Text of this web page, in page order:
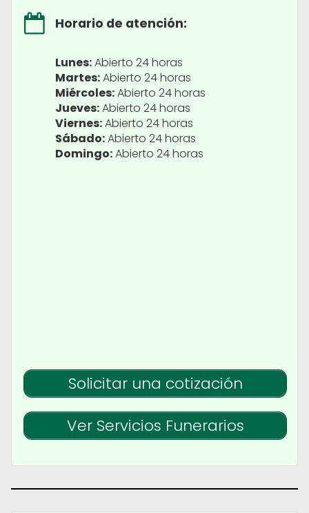
Horario de atención:
Lunes:Abierto 24 horas
Martes:Abierto 24 horas
Miércoles:Abierto 24 horas
Jueves:Abierto 24 horas
Viernes:Abierto 24 horas
Sábado:Abierto 24 horas
Domingo:Abierto 24 horas
Solicitar una cotización
Ver Servicios Funerarios